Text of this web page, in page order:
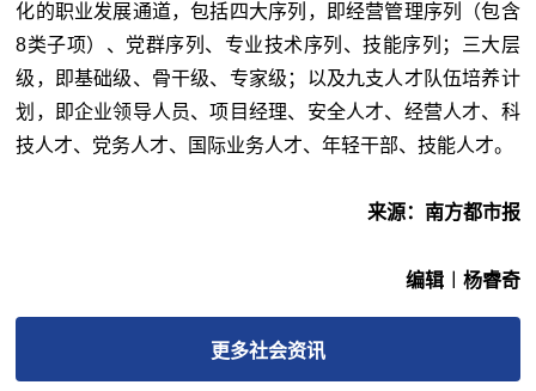
化的职业发展通道，包括四大序列，即经营管理序列（包含
8类子项）、党群序列、专业技术序列、技能序列；三大层
级，即基础级、骨干级、专家级；以及九支人才队伍培养计
划，即企业领导人员、项目经理、安全人才、经营人才、科
技人才、党务人才、国际业务人才、年轻干部、技能人才。
来源：南方都市报
编辑︱杨睿奇
更多社会资讯